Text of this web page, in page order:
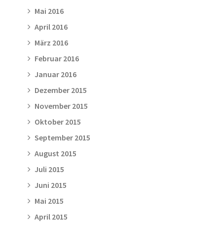
Mai 2016
April 2016
März 2016
Februar 2016
Januar 2016
Dezember 2015
November 2015
Oktober 2015
September 2015
August 2015
Juli 2015
Juni 2015
Mai 2015
April 2015